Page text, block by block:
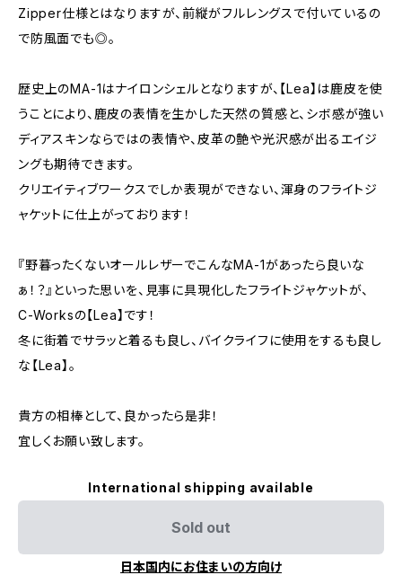
Zipper仕様とはなりますが、前縦がフルレングスで付いているの
で防風面でも◎。
歴史上のMA-1はナイロンシェルとなりますが、【Lea】は鹿皮を使
うことにより、鹿皮の表情を生かした天然の質感と、シボ感が強い
ディアスキンならではの表情や、皮革の艶や光沢感が出るエイジ
ングも期待できます。
クリエイティブワークスでしか表現ができない、渾身のフライトジ
ャケットに仕上がっております！
『野暮ったくないオールレザーでこんなMA-1があったら良いな
ぁ！？』といった思いを、見事に具現化したフライトジャケットが、
C-Worksの【Lea】です！
冬に街着でサラッと着るも良し、バイクライフに使用をするも良し
な【Lea】。
貴方の相棒として、良かったら是非！
宜しくお願い致します。
International shipping available
Sold out
日本国内にお住まいの方向け